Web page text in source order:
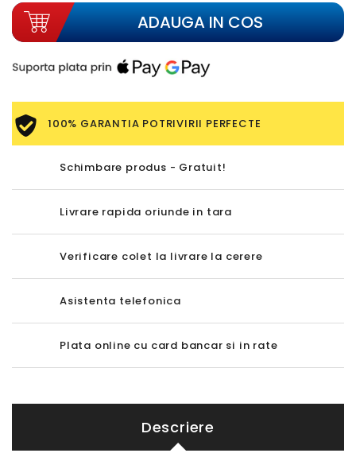
ADAUGA IN COS
100% GARANTIA POTRIVIRII PERFECTE
Schimbare produs - Gratuit!
Livrare rapida oriunde in tara
Verificare colet la livrare la cerere
Asistenta telefonica
Plata online cu card bancar si in rate
Descriere